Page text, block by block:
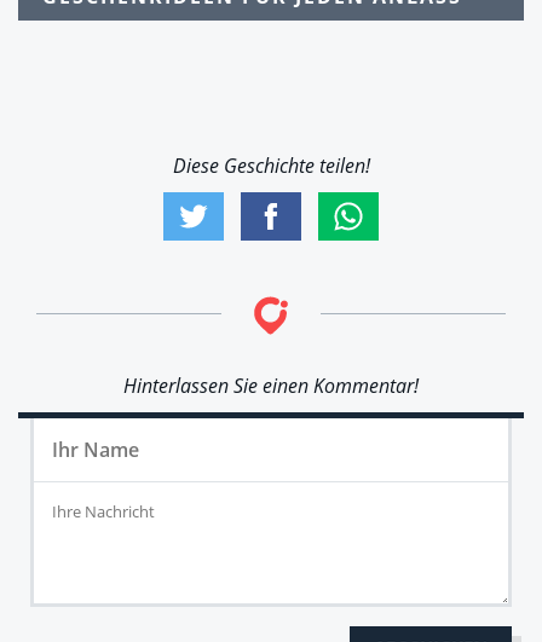
Diese Geschichte teilen!
Hinterlassen Sie einen Kommentar!